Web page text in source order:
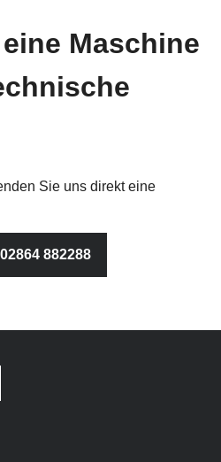
Maschine
Sie uns direkt eine
02864 882288